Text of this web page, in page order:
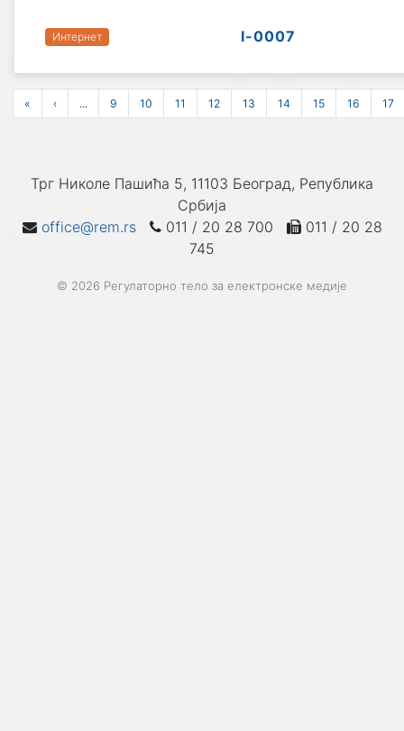
Интернет I-0007
« ‹ ... 9 10 11 12 13 14 15 16 17
Трг Николе Пашића 5, 11103 Београд, Република
Србија
office@rem.rs
011 / 20 28 700
011 / 20 28
745
© 2026 Регулаторно тело за електронске медије